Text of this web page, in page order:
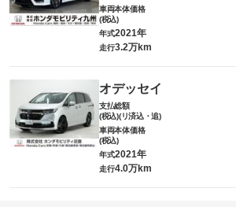
車両本体価格
(税込)
年式2021年
走行3.2万km
オデッセイ
支払総額
(税込)(リ済込・追)
車両本体価格
(税込)
年式2021年
走行4.0万km